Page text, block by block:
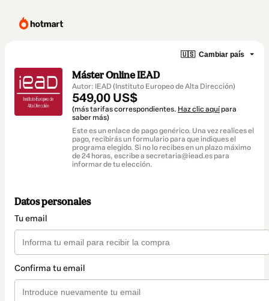
🇺🇸 Cambiar país
Máster Online IEAD
Autor: IEAD (Instituto Europeo de Alta Dirección)
549,00 US$
(más tarifas correspondientes. Haz clic aquí para
saber más)
Este es un enlace de pago genérico. Una vez realices el
pago, recibirás un formulario para que indiques el
programa elegido. Si no lo recibes en un plazo máximo
de 24 horas, escribe a secretaria@iead.es para
informar de tu elección.
Datos personales
Tu email
Confirma tu email